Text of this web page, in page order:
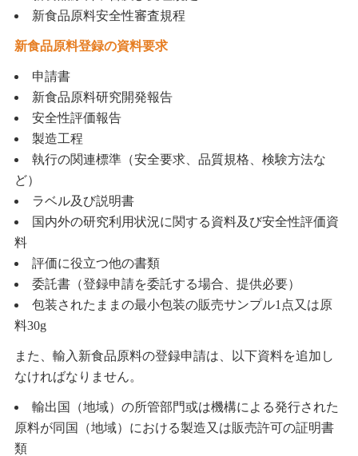
新食品原料安全性審査規程
新食品原料登録の資料要求
申請書
新食品原料研究開発報告
安全性評価報告
製造工程
執行の関連標準（安全要求、品質規格、検験方法な
ど）
ラベル及び説明書
国内外の研究利用状況に関する資料及び安全性評価資
料
評価に役立つ他の書類
委託書（登録申請を委託する場合、提供必要）
包装されたままの最小包装の販売サンプル1 点又は原
料30g
また、輸入新食品原料の登録申請は、以下資料を追加し
なければなりません。
輸出国（地域）の所管部門或は機構による発行された
原料が同国（地域）における製造又は販売許可の証明書
類